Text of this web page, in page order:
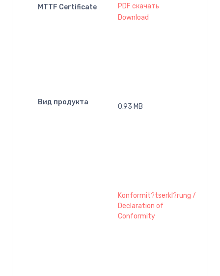
MTTF Certificate
PDF скачать
Вид продукта
Download
0.93 MB
Konformit?tserkl?rung /
Declaration of
Conformity